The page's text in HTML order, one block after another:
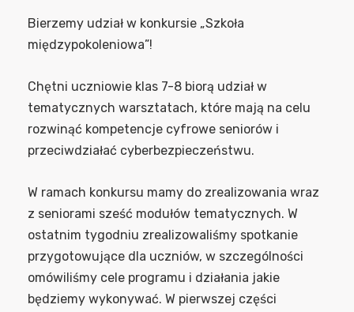
Bierzemy udział w konkursie „Szkoła
międzypokoleniowa”!
Chętni uczniowie klas 7-8 biorą udział w
tematycznych warsztatach, które mają na celu
rozwinąć kompetencje cyfrowe seniorów i
przeciwdziałać cyberbezpieczeństwu.
W ramach konkursu mamy do zrealizowania wraz
z seniorami sześć modułów tematycznych. W
ostatnim tygodniu zrealizowaliśmy spotkanie
przygotowujące dla uczniów, w szczególności
omówiliśmy cele programu i działania jakie
będziemy wykonywać. W pierwszej części